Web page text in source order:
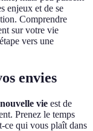
enjeux et de se
Comprendre
sur votre vie
vers une
envies
vie est de
Prenez le temps
ce qui vous plaît dans